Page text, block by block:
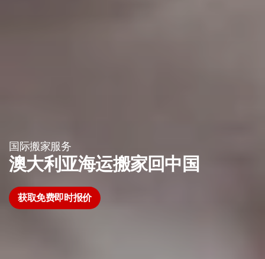
国际搬家服务
澳大利亚海运搬家回中国
获取免费即时报价